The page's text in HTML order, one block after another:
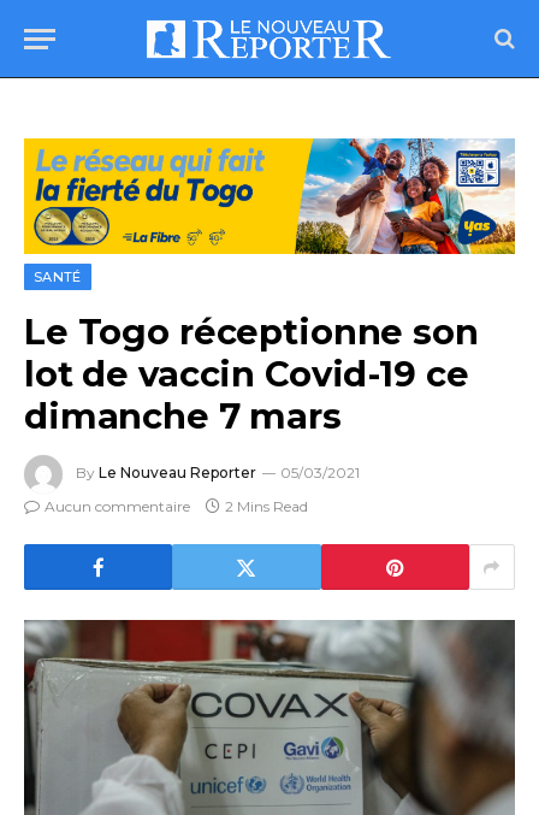
SANTÉ
Le Togo réceptionne son
lot de vaccin Covid-19 ce
dimanche 7 mars
By Le Nouveau Reporter
05/03/2021
Aucun commentaire
2 Mins Read